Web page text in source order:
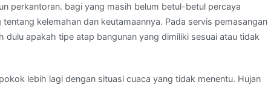
perkantoran. bagi yang masih belum betul-betul percaya
kelemahan dan keutamaannya. Pada servis pemasangan
dulu apakah tipe atap bangunan yang dimiliki sesuai atau tidak
lebih lagi dengan situasi cuaca yang tidak menentu. Hujan